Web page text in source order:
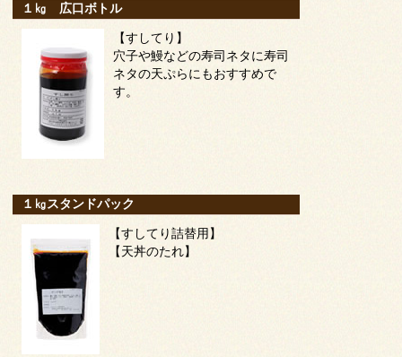
１㎏ 広口ボトル
【すしてり】
穴子や鰻などの寿司ネタに寿司
ネタの天ぷらにもおすすめで
す。
１㎏スタンドパック
【すしてり詰替用】
【天丼のたれ】